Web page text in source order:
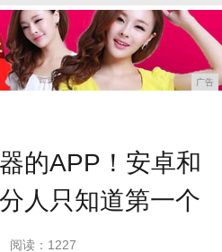
广告
的APP！安卓和
人只知道第一个
阅读：1227